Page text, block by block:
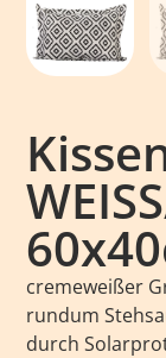
cremeweißer
rundum
durch